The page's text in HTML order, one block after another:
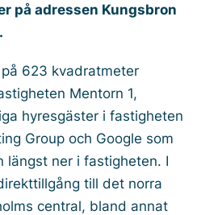
på adressen Kungsbron
623 kvadratmeter
Mentorn 1,
hyresgäster i fastigheten
Group och Google som
längst ner i fastigheten. I
till det norra
central, bland annat